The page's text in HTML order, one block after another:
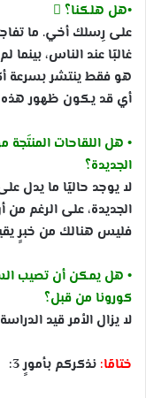
•هل هلكنا؟ 
على رِسلك أخي. ما
غالبًا عند الناس، بينما
هو فقط ينتشر بسرعة
أي قد يكون ظهور هذه
• هل اللقاحات
الجديدة؟
لا يوجد حاليًا ما يدل
الجديدة، على الرغم من
فليس هنالك من خبرٍ
• هل يمكن أن تصيب
كورونا من قبل؟
لا يزال الأمر قيد
ختامًا: نذكركم بأمورٍ 3: